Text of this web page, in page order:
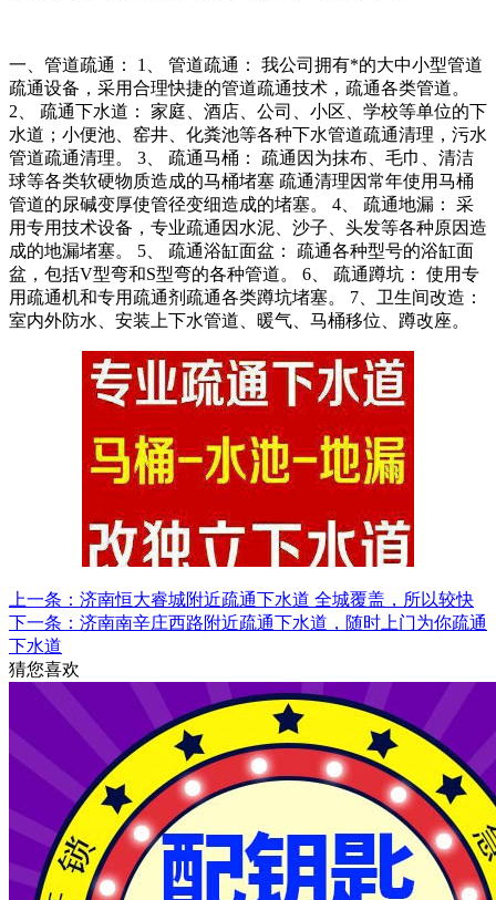
一、管道疏通： 1、 管道疏通： 我公司拥有*的大中小型管道
疏通设备，采用合理快捷的管道疏通技术，疏通各类管道。
2、 疏通下水道： 家庭、酒店、公司、小区、学校等单位的下
水道；小便池、窑井、化粪池等各种下水管道疏通清理，污水
管道疏通清理。 3、 疏通马桶： 疏通因为抹布、毛巾、清洁
球等各类软硬物质造成的马桶堵塞 疏通清理因常年使用马桶
管道的尿碱变厚使管径变细造成的堵塞。 4、 疏通地漏： 采
用专用技术设备，专业疏通因水泥、沙子、头发等各种原因造
成的地漏堵塞。 5、 疏通浴缸面盆： 疏通各种型号的浴缸面
盆，包括V型弯和S型弯的各种管道。 6、 疏通蹲坑： 使用专
用疏通机和专用疏通剂疏通各类蹲坑堵塞。 7、卫生间改造：
室内外防水、安装上下水管道、暖气、马桶移位、蹲改座。
上一条：济南恒大睿城附近疏通下水道 全城覆盖，所以较快
下一条：济南南辛庄西路附近疏通下水道，随时上门为你疏通
下水道
猜您喜欢